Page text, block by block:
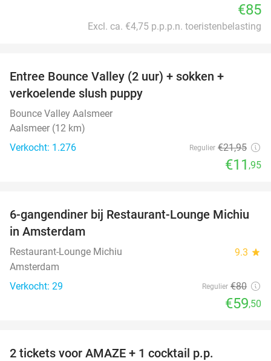
€85
Excl. ca. €4,75 p.p.p.n. toeristenbelasting
Entree Bounce Valley (2 uur) + sokken +
verkoelende slush puppy
Bounce Valley Aalsmeer
Aalsmeer (12 km)
Verkocht: 1.276
Regulier €21,95
€11 ,95
26%
6-gangendiner bij Restaurant-Lounge Michiu
in Amsterdam
Restaurant-Lounge Michiu 9.3 star
Amsterdam
Verkocht: 29
Regulier €80
€59,50
2 tickets voor AMAZE + 1 cocktail p.p.